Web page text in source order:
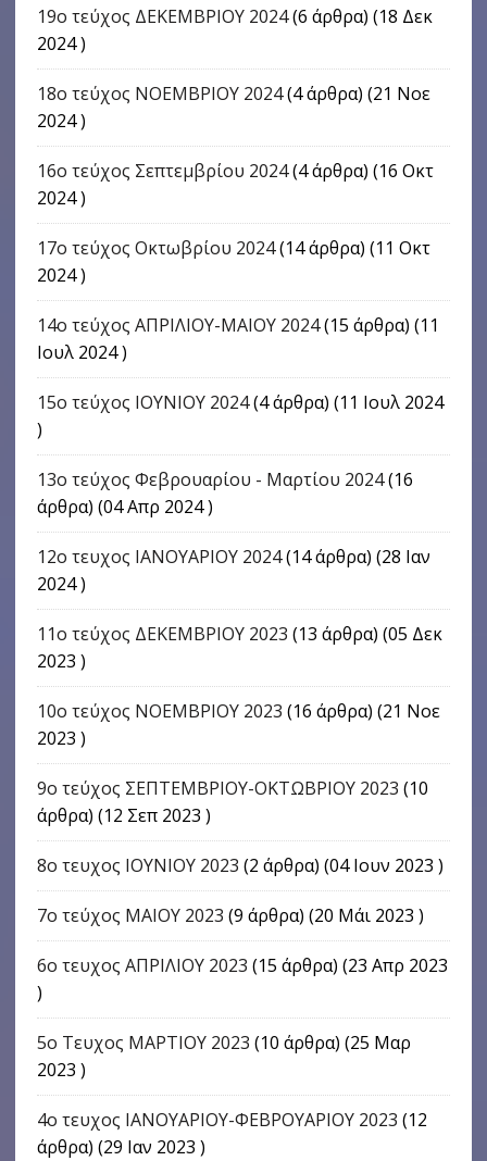
19ο τεύχος ΔΕΚΕΜΒΡΙΟΥ 2024(6 άρθρα) (18 Δεκ
2024 )
18ο τεύχος ΝΟΕΜΒΡΙΟΥ 2024(4 άρθρα) (21 Νοε
2024 )
16o τεύχος Σεπτεμβρίου 2024(4 άρθρα) (16 Οκτ
2024 )
17o τεύχος Οκτωβρίου 2024(14 άρθρα) (11 Οκτ
2024 )
14ο τεύχος ΑΠΡΙΛΙΟΥ-ΜΑΙΟΥ 2024(15 άρθρα) (11
Ιουλ 2024 )
15ο τεύχος ΙΟΥΝΙΟΥ 2024(4 άρθρα) (11 Ιουλ 2024
)
13ο τεύχος Φεβρουαρίου - Μαρτίου 2024(16
άρθρα) (04 Απρ 2024 )
12ο τευχος ΙΑΝΟΥΑΡΙΟΥ 2024(14 άρθρα) (28 Ιαν
2024 )
11ο τεύχος ΔΕΚΕΜΒΡΙΟΥ 2023 (13 άρθρα) (05 Δεκ
2023 )
10ο τεύχος ΝΟΕΜΒΡΙΟΥ 2023 (16 άρθρα) (21 Νοε
2023 )
9o τεύχος ΣΕΠΤΕΜΒΡΙΟΥ-ΟΚΤΩΒΡΙΟΥ 2023 (10
άρθρα) (12 Σεπ 2023 )
8ο τευχος ΙΟΥΝΙΟΥ 2023 (2 άρθρα) (04 Ιουν 2023 )
7ο τεύχος ΜΑΙΟΥ 2023 (9 άρθρα) (20 Μάι 2023 )
6ο τευχος ΑΠΡΙΛΙΟΥ 2023 (15 άρθρα) (23 Απρ 2023
)
5ο Τευχος ΜΑΡΤΙΟΥ 2023 (10 άρθρα) (25 Μαρ
2023 )
4o τευχος ΙΑΝΟΥΑΡΙΟΥ-ΦΕΒΡΟΥΑΡΙΟΥ 2023 (12
άρθρα) (29 Ιαν 2023 )